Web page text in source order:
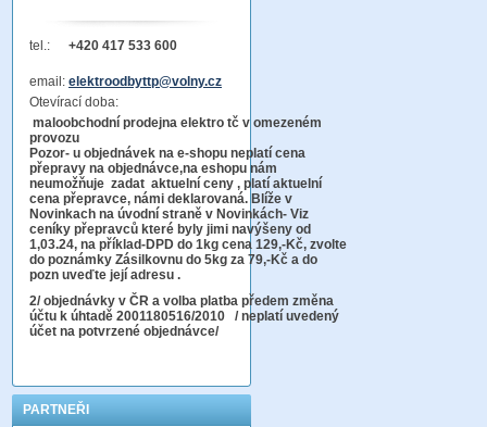
tel.: +420 417 533 600
email: elektroodbyttp@volny.cz
Otevírací doba:
maloobchodní prodejna elektro tč v omezeném
provozu
Pozor- u objednávek na e-shopu neplatí cena
přepravy na objednávce,na eshopu nám
neumožňuje zadat aktuelní ceny , platí aktuelní
cena přepravce, námi deklarovaná. Blíže v
Novinkach na úvodní straně v Novinkách- Viz
ceníky přepravců které byly jimi navýšeny od
1,03.24, na příklad-DPD do 1kg cena 129,-Kč, zvolte
do poznámky Zásilkovnu do 5kg za 79,-Kč a do
pozn uveďte její adresu .
2/ objednávky v ČR a volba platba předem změna
účtu k úhtadě 2001180516/2010 / neplatí uvedený
účet na potvrzené objednávce/
PARTNEŘI